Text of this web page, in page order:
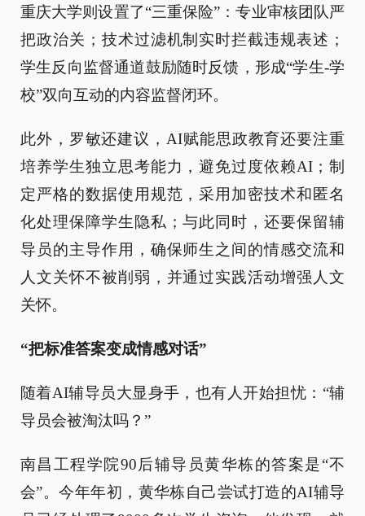
重庆大学则设置了“三重保险”：专业审核团队严
把政治关；技术过滤机制实时拦截违规表述；
学生反向监督通道鼓励随时反馈，形成“学生-学
校”双向互动的内容监督闭环。
此外，罗敏还建议，AI赋能思政教育还要注重
培养学生独立思考能力，避免过度依赖AI；制
定严格的数据使用规范，采用加密技术和匿名
化处理保障学生隐私；与此同时，还要保留辅
导员的主导作用，确保师生之间的情感交流和
人文关怀不被削弱，并通过实践活动增强人文
关怀。
“把标准答案变成情感对话”
随着AI辅导员大显身手，也有人开始担忧：“辅
导员会被淘汰吗？”
南昌工程学院90后辅导员黄华栋的答案是“不
会”。今年年初，黄华栋自己尝试打造的AI辅导